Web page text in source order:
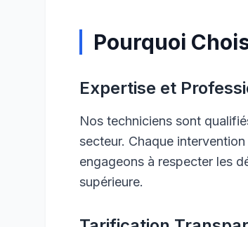
Pourquoi
Expertise et
Nos techniciens sont
secteur. Chaque
engageons à respecter les
supérieure.